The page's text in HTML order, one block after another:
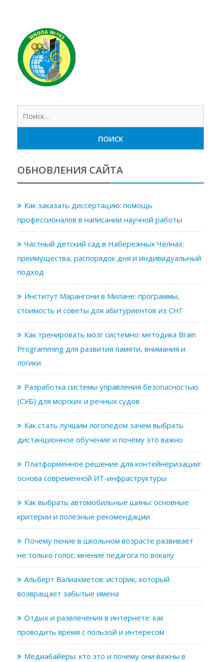
ОБНОВЛЕНИЯ САЙТА
Как заказать диссертацию: помощь
профессионалов в написании научной работы
Частный детский сад в Набережных Челнах:
преимущества, распорядок дня и индивидуальный
подход
Институт Марангони в Милане: программы,
стоимость и советы для абитуриентов из СНГ
Как тренировать мозг системно: методика Brain
Programming для развития памяти, внимания и
логики
Разработка системы управления безопасностью
(СУБ) для морских и речных судов
Как стать лучшим логопедом зачем выбрать
дистанционное обучение и почему это важно
Платформенное решение для контейнеризации:
основа современной ИТ-инфраструктуры
Как выбрать автомобильные шины: основные
критерии и полезные рекомендации
Почему пение в школьном возрасте развивает
не только голос: мнение педагога по вокалу
Альберт Валиахметов: историк, который
возвращает забытые имена
Отдых и развлечения в интернете: как
проводить время с пользой и интересом
Медиабайеры: кто это и почему они важны в